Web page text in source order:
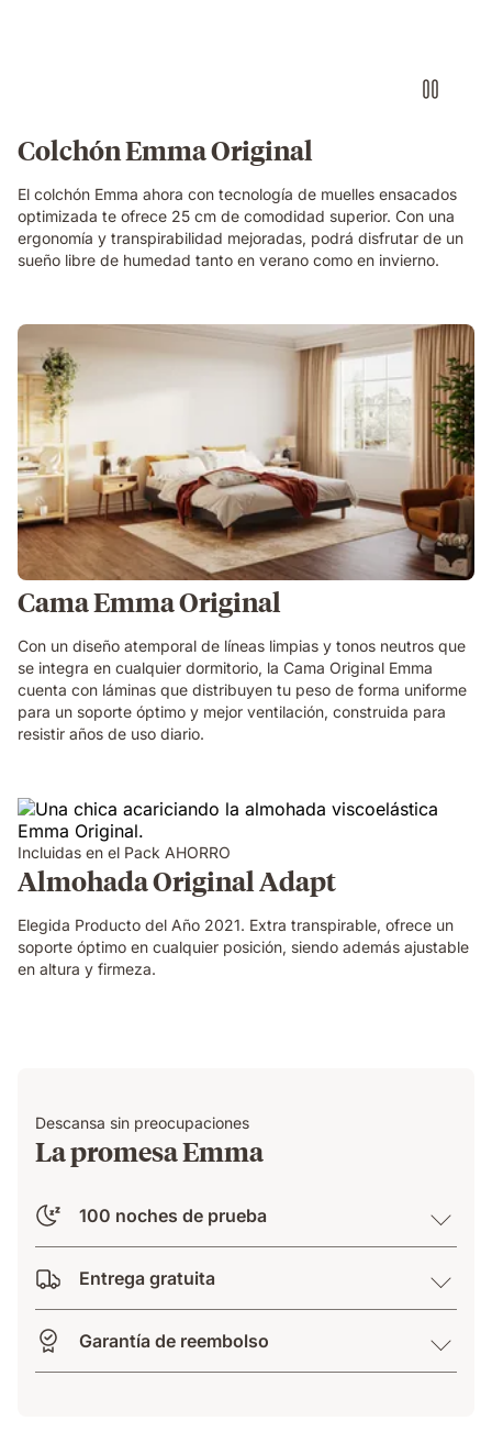
Colchón Emma Original
El colchón Emma ahora con tecnología de muelles ensacados
optimizada te ofrece 25 cm de comodidad superior. Con una
ergonomía y transpirabilidad mejoradas, podrá disfrutar de un
sueño libre de humedad tanto en verano como en invierno.
Cama Emma Original
Con un diseño atemporal de líneas limpias y tonos neutros que
se integra en cualquier dormitorio, la Cama Original Emma
cuenta con láminas que distribuyen tu peso de forma uniforme
para un soporte óptimo y mejor ventilación, construida para
resistir años de uso diario.
Incluidas en el Pack AHORRO
Almohada Original Adapt
Elegida Producto del Año 2021. Extra transpirable, ofrece un
soporte óptimo en cualquier posición, siendo además ajustable
en altura y firmeza.
Descansa sin preocupaciones
La promesa Emma
100 noches de prueba
Entrega gratuita
Garantía de reembolso